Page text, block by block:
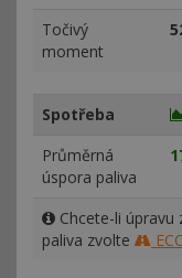
Točivý
moment
Spotřeba
Průměrná
úspora paliva
Chcete-li
paliva zvolte